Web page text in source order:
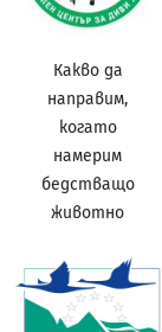
Какво да
направим,
когато
намерим
бедстващо
животно